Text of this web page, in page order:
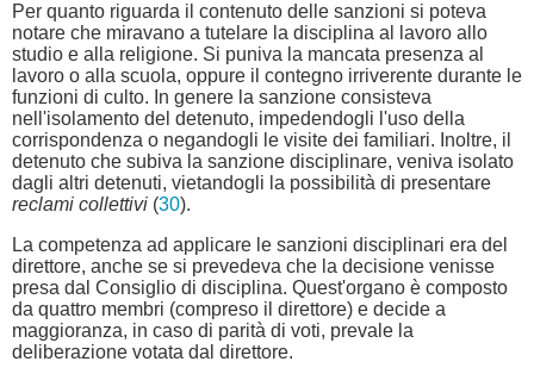
Per quanto riguarda il contenuto delle sanzioni si poteva
notare che miravano a tutelare la disciplina al lavoro allo
studio e alla religione. Si puniva la mancata presenza al
lavoro o alla scuola, oppure il contegno irriverente durante le
funzioni di culto. In genere la sanzione consisteva
nell'isolamento del detenuto, impedendogli l'uso della
corrispondenza o negandogli le visite dei familiari. Inoltre, il
detenuto che subiva la sanzione disciplinare, veniva isolato
dagli altri detenuti, vietandogli la possibilità di presentare
reclami collettivi (30).
La competenza ad applicare le sanzioni disciplinari era del
direttore, anche se si prevedeva che la decisione venisse
presa dal Consiglio di disciplina. Quest'organo è composto
da quattro membri (compreso il direttore) e decide a
maggioranza, in caso di parità di voti, prevale la
deliberazione votata dal direttore.